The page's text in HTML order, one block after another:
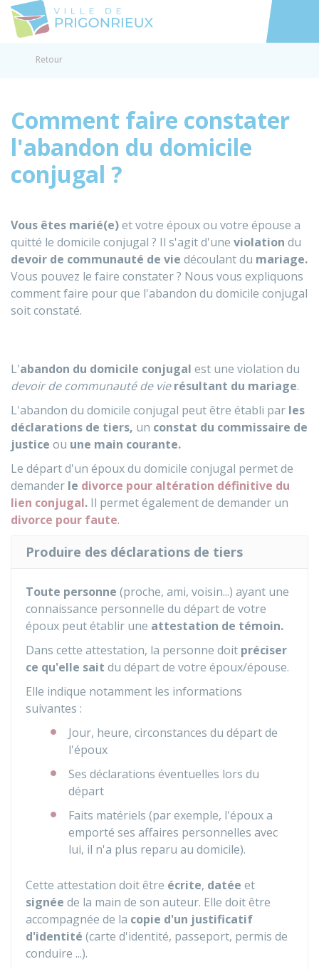
Accéder
Retour
Comment faire constater
l'abandon du domicile
conjugal ?
Vous êtes marié(e)et votre époux ou votre épouse a
quitté le domicile conjugal ? Il s'agit d'une violation du
devoir de communauté de vie découlant du mariage.
Vous pouvez le faire constater ? Nous vous expliquons
comment faire pour que l'abandon du domicile conjugal
soit constaté.
L'abandon du domicile conjugal est une violation du
devoir de communauté de vierésultant du mariage.
L'abandon du domicile conjugal peut être établi par les
déclarations de tiers, un constat du commissaire de
justice ou une main courante.
Le départ d'un époux du domicile conjugal permet de
demander le divorce pour altération définitive du
lien conjugal. Il permet également de demander un
divorce pour faute.
Produire des déclarations de tiers
Toute personne (proche, ami, voisin...) ayant une
connaissance personnelle du départ de votre
époux peut établir une attestation de témoin.
Dans cette attestation, la personne doit préciser
ce qu'elle sait du départ de votre époux/épouse.
Elle indique notamment les informations
suivantes :
Jour, heure, circonstances du départ de
l'époux
Ses déclarations éventuelles lors du
départ
Faits matériels (par exemple, l'époux a
emporté ses affaires personnelles avec
lui, il n'a plus reparu au domicile).
Cette attestation doit être écrite, datée et
signée de la main de son auteur. Elle doit être
accompagnée de la copie d'un justificatif
d'identité (carte d'identité, passeport, permis de
conduire ...).